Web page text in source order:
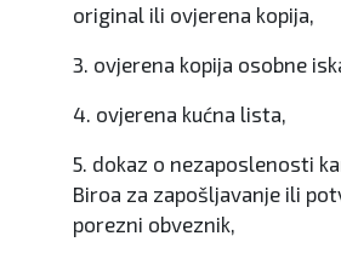
original ili ovjerena kopija,
3. ovjerena kopija osobne
4. ovjerena kućna lista,
5. dokaz o nezaposlenosti
Biroa za zapošljavanje ili
porezni obveznik,